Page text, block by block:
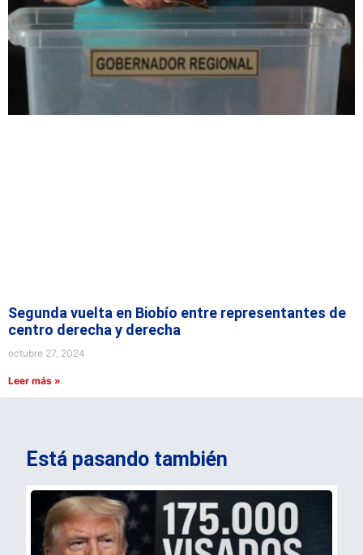
Segunda vuelta en Biobío entre representantes de
centro derecha y derecha
octubre 27, 2024
Leer más »
Está pasando también